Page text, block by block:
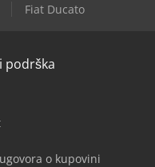
Fiat Ducato
podrška
o kupovini